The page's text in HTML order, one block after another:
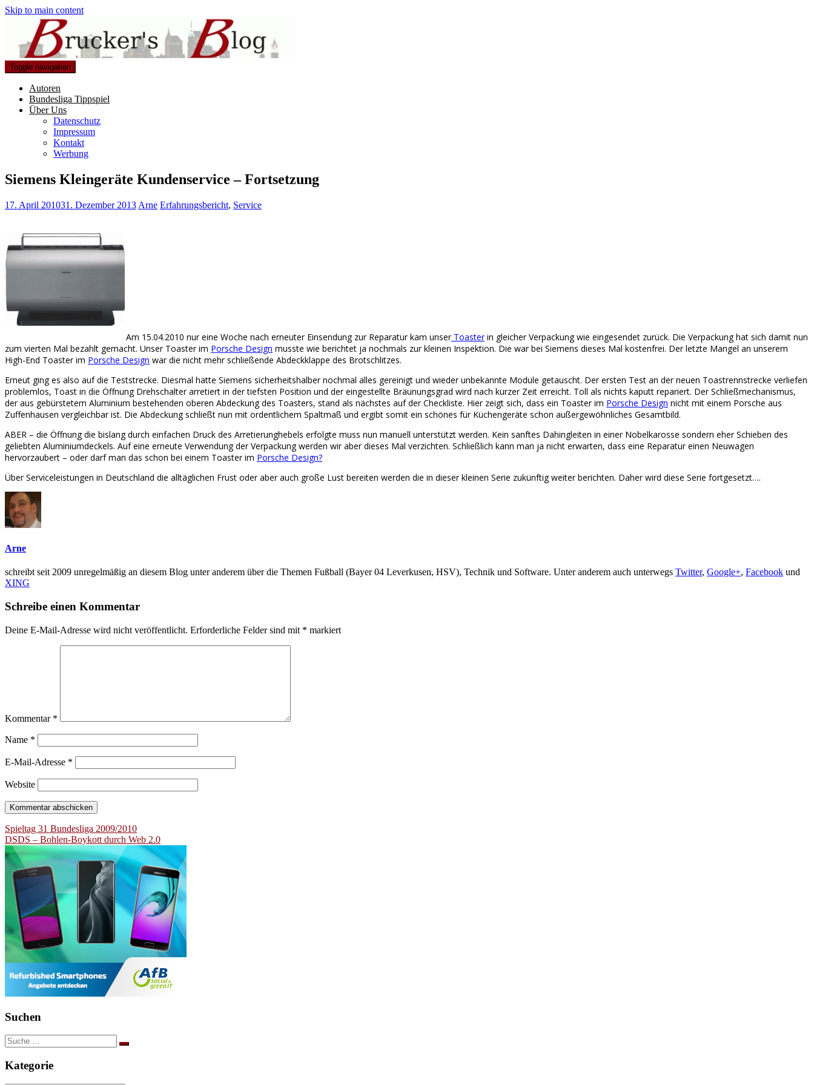
Skip to main content
Toggle navigation
Autoren
Bundesliga Tippspiel
Über Uns
Datenschutz
Impressum
Kontakt
Werbung
Siemens Kleingeräte Kundenservice – Fortsetzung
17. April 201031. Dezember 2013 Arne Erfahrungsbericht, Service
Am 15.04.2010 nur eine Woche nach erneuter Einsendung zur Reparatur kam unserToasterin gleicher Verpackung wie eingesendet zurück. Die Verpackung hat sich damit nun
zum vierten Mal bezahlt gemacht. Unser Toaster im Porsche Design musste wie berichtet ja nochmals zur kleinen Inspektion. Die war bei Siemens dieses Mal kostenfrei. Der letzte Mangel an unserem
High-End Toaster im Porsche Design war die nicht mehr schließende Abdeckklappe des Brotschlitzes.
Erneut ging es also auf die Teststrecke. Diesmal hatte Siemens sicherheitshalber nochmal alles gereinigt und wieder unbekannte Module getauscht. Der ersten Test an der neuen Toastrennstrecke verliefen
problemlos, Toast in die Öffnung Drehschalter arretiert in der tiefsten Position und der eingestellte Bräunungsgrad wird nach kurzer Zeit erreicht. Toll als nichts kaputt repariert. Der Schließmechanismus,
der aus gebürstetem Aluminium bestehenden oberen Abdeckung des Toasters, stand als nächstes auf der Checkliste. Hier zeigt sich, dass ein Toaster im Porsche Design nicht mit einem Porsche aus
Zuffenhausen vergleichbar ist. Die Abdeckung schließt nun mit ordentlichem Spaltmaß und ergibt somit ein schönes für Küchengeräte schon außergewöhnliches Gesamtbild.
ABER – die Öffnung die bislang durch einfachen Druck des Arretierunghebels erfolgte muss nun manuell unterstützt werden. Kein sanftes Dahingleiten in einer Nobelkarosse sondern eher Schieben des
geliebten Aluminiumdeckels. Auf eine erneute Verwendung der Verpackung werden wir aber dieses Mal verzichten. Schließlich kann man ja nicht erwarten, dass eine Reparatur einen Neuwagen
hervorzaubert – oder darf man das schon bei einem Toaster im Porsche Design?
Über Serviceleistungen in Deutschland die alltäglichen Frust oder aber auch große Lust bereiten werden die in dieser kleinen Serie zukünftig weiter berichten. Daher wird diese Serie fortgesetzt….
Arne
schreibt seit 2009 unregelmäßig an diesem Blog unter anderem über die Themen Fußball (Bayer 04 Leverkusen, HSV), Technik und Software. Unter anderem auch unterwegs Twitter, Google+, Facebook und
XING
Schreibe einen Kommentar
Deine E-Mail-Adresse wird nicht veröffentlicht. Erforderliche Felder sind mit * markiert
Kommentar *
Name *
E-Mail-Adresse *
Website
Beitragsnavigation
Spieltag 31 Bundesliga 2009/2010
DSDS – Bohlen-Boykott durch Web 2.0
Suchen
Suche
nach:
Kategorie